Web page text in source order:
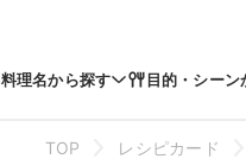
料理名から探す 目的・シーン
TOP レシピカード